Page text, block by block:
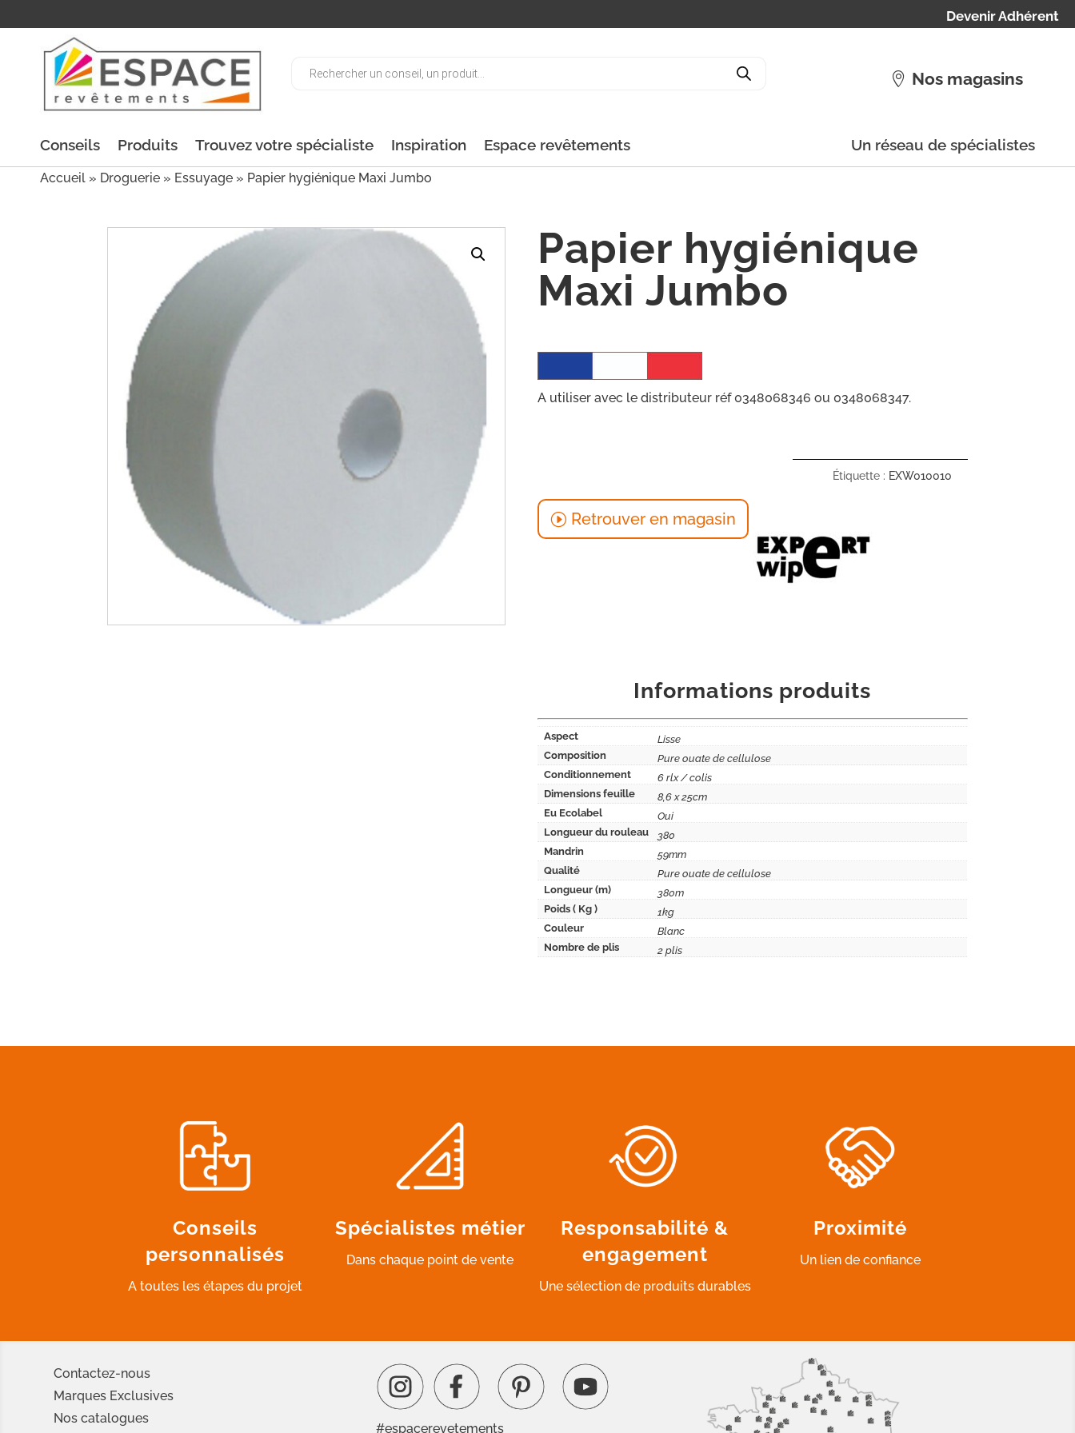
Devenir Adhérent
Nos magasins
Conseils Produits Trouvez votre spécialiste Inspiration Espace revêtements Un réseau de spécialistes
Accueil » Droguerie » Essuyage » Papier hygiénique Maxi Jumbo
Papier hygiénique
Maxi Jumbo
A utiliser avec le distributeur réf 0348068346 ou 0348068347.
Retrouver en magasin
Étiquette : EXW010010
Informations produits
Aspect
Lisse
Composition
Pure ouate de cellulose
Conditionnement
6 rlx / colis
Dimensions feuille
8,6 x 25cm
Eu Ecolabel
Oui
Longueur du rouleau
380
Mandrin
59mm
Qualité
Pure ouate de cellulose
Longueur (m)
380m
Poids ( Kg )
1kg
Couleur
Blanc
Nombre de plis
2 plis
Conseils
personnalisés
A toutes les étapes du projet
Spécialistes métier
Dans chaque point de vente
Responsabilité &
engagement
Une sélection de produits durables
Proximité
Un lien de confiance
Contactez-nous
Marques Exclusives
Nos catalogues
#espacerevetements